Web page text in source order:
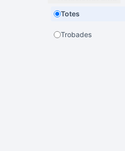
Totes
Trobades